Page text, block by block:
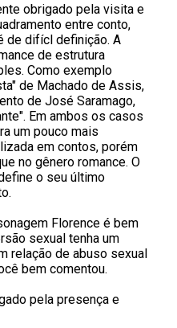
obrigado pela visita e
entre conto,
de difícl definição. A
de estrutura
Como exemplo
de Machado de Assis,
de José Saramago,
Em ambos os casos
um pouco mais
em contos, porém
no gênero romance. O
o seu último
Florence é bem
sexual tenha um
relação de abuso sexual
bem comentou.
pela presença e